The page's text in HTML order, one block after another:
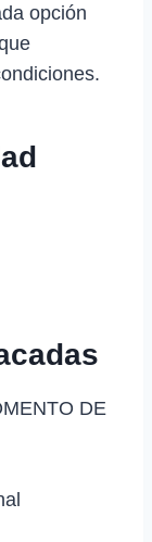
opción
DE